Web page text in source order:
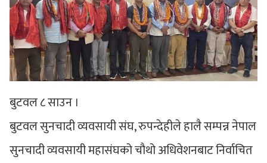
बुटवल ८ साउन ।
बुटवल सुनचादी व्यवसायी संघ, रुपन्देहीले हालै सम्पन्न नेपाल
सुनचादी व्यवसायी महासंघको चौथो अधिवेशनबाट निर्वाचित